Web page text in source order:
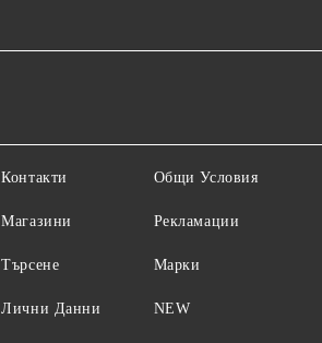
Контакти
Магазини
Търсене
Лични Данни
Общи Условия
Рекламации
Марки
NEW